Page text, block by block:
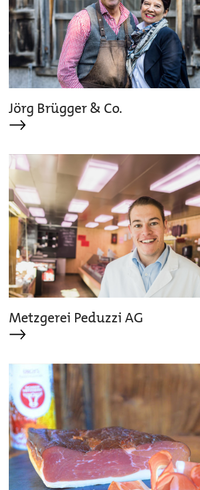
Jörg Brügger & Co.
Metzgerei Peduzzi AG